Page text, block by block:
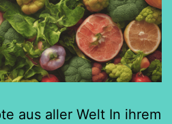
aus aller Welt In ihrem